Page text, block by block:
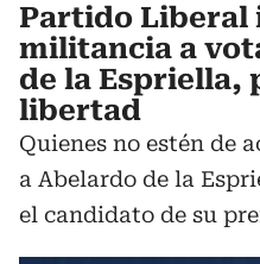
Partido Liberal
militancia a
de la Espriella,
libertad
Quienes no estén de
a Abelardo de la
el candidato de su